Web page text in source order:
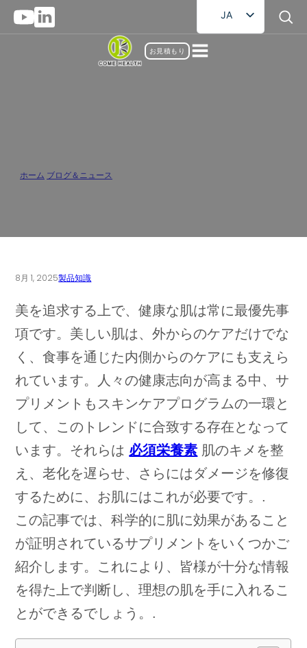
JA
EN
お見積もり
ホーム ブログ＆ニュース
8月 1, 2025製品知識
美を追求する上で、健康な肌は常に最優先事
項です。美しい肌は、外からのケアだけでな
く、食事を通じた内側からのケアにも支えら
れています。人々の健康志向が高まる中、サ
プリメントもスキンケアプログラムの一環と
して、このトレンドに合致する存在となって
います。それらは 必須栄養素 肌のキメを整
え、老化を遅らせ、さらにはダメージを修復
するために、お肌にはこれが必要です。.
この記事では、科学的に肌に効果があること
が証明されているサプリメントをいくつかご
紹介します。これにより、皆様が十分な情報
を得た上で判断し、理想の肌を手に入れるこ
とができるでしょう。.